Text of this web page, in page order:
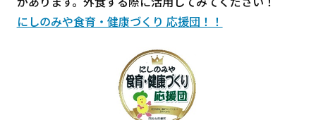
にしのみや食育・健康づくり 応援団！！